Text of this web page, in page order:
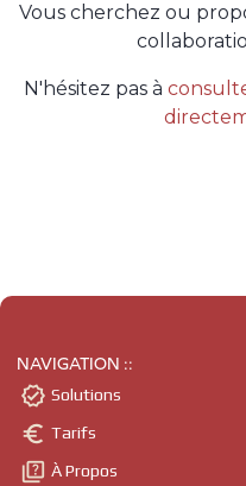
Vous cherchez ou
N'hésitez pas à
NAVIGATION ::
 Solutions
 Tarifs
 À Propos